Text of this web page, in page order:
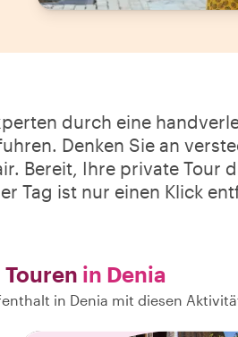
durch eine
Denken Sie an
Bereit, Ihre private Tour
Tag ist nur einen Klick
in Denia
in Denia mit diesen